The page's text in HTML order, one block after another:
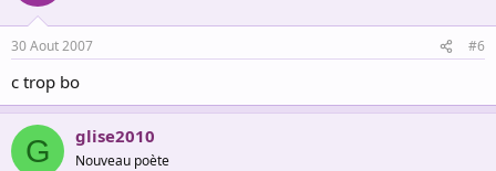
30 Aout 2007 #6
c trop bo
G glise2010
Nouveau poète